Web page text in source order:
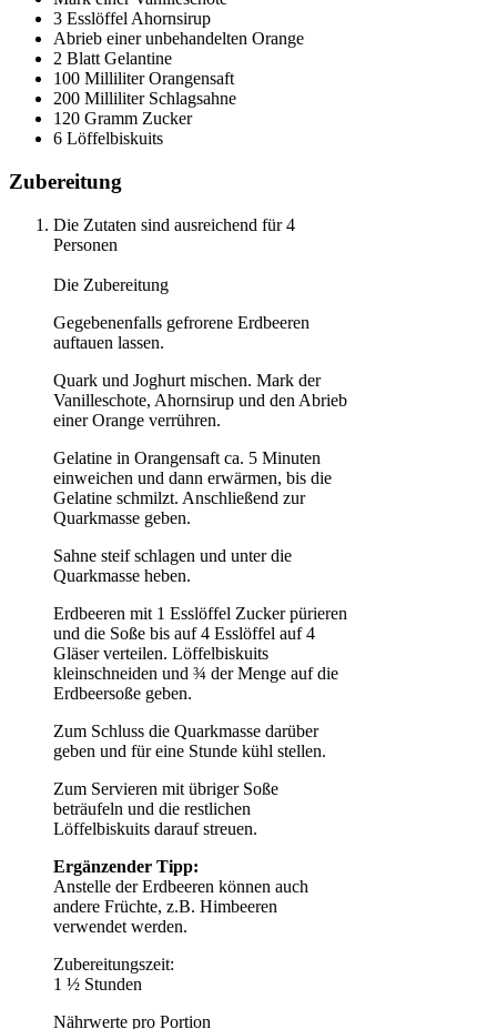
3 Esslöffel Ahornsirup
Abrieb einer unbehandelten Orange
2 Blatt Gelantine
100 Milliliter Orangensaft
200 Milliliter Schlagsahne
120 Gramm Zucker
6 Löffelbiskuits
Zubereitung
Die Zutaten sind ausreichend für 4
Personen
Die Zubereitung
Gegebenenfalls gefrorene Erdbeeren
auftauen lassen.
Quark und Joghurt mischen. Mark der
Vanilleschote, Ahornsirup und den Abrieb
einer Orange verrühren.
Gelatine in Orangensaft ca. 5 Minuten
einweichen und dann erwärmen, bis die
Gelatine schmilzt. Anschließend zur
Quarkmasse geben.
Sahne steif schlagen und unter die
Quarkmasse heben.
Erdbeeren mit 1 Esslöffel Zucker pürieren
und die Soße bis auf 4 Esslöffel auf 4
Gläser verteilen. Löffelbiskuits
kleinschneiden und ¾ der Menge auf die
Erdbeersoße geben.
Zum Schluss die Quarkmasse darüber
geben und für eine Stunde kühl stellen.
Zum Servieren mit übriger Soße
beträufeln und die restlichen
Löffelbiskuits darauf streuen.
Ergänzender Tipp:
Anstelle der Erdbeeren können auch
andere Früchte, z.B. Himbeeren
verwendet werden.
Zubereitungszeit:
1 ½ Stunden
Nährwerte pro Portion